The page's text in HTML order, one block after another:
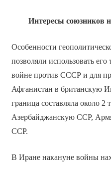
Интересы союзников
Особенности
позволяли использовать
войне против СССР и для
Афганистан в британскую
граница составляла около 2
Азербайджанскую ССР,
ССР.
В Иране накануне войны